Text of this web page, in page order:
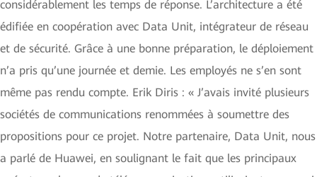
considérablement les temps de réponse. L’architecture a été
édifiée en coopération avec Data Unit, intégrateur de réseau
et de sécurité. Grâce à une bonne préparation, le déploiement
n’a pris qu’une journée et demie. Les employés ne s’en sont
même pas rendu compte. Erik Diris : « J’avais invité plusieurs
sociétés de communications renommées à soumettre des
propositions pour ce projet. Notre partenaire, Data Unit, nous
a parlé de Huawei, en soulignant le fait que les principaux